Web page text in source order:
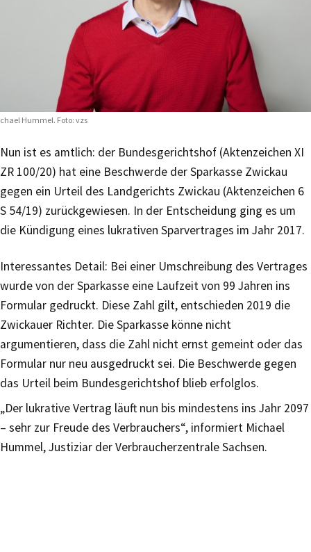
Hummel. Foto: vzs
Nun ist es amtlich: der Bundesgerichtshof (Aktenzeichen XI
ZR 100/20) hat eine Beschwerde der Sparkasse Zwickau
gegen ein Urteil des Landgerichts Zwickau (Aktenzeichen 6
S 54/19) zurückgewiesen. In der Entscheidung ging es um
die Kündigung eines lukrativen Sparvertrages im Jahr 2017.
Interessantes Detail: Bei einer Umschreibung des Vertrages
wurde von der Sparkasse eine Laufzeit von 99 Jahren ins
Formular gedruckt. Diese Zahl gilt, entschieden 2019 die
Zwickauer Richter. Die Sparkasse könne nicht
argumentieren, dass die Zahl nicht ernst gemeint oder das
Formular nur neu ausgedruckt sei. Die Beschwerde gegen
das Urteil beim Bundesgerichtshof blieb erfolglos.
„Der lukrative Vertrag läuft nun bis mindestens ins Jahr 2097
– sehr zur Freude des Verbrauchers“, informiert Michael
Hummel, Justiziar der Verbraucherzentrale Sachsen.